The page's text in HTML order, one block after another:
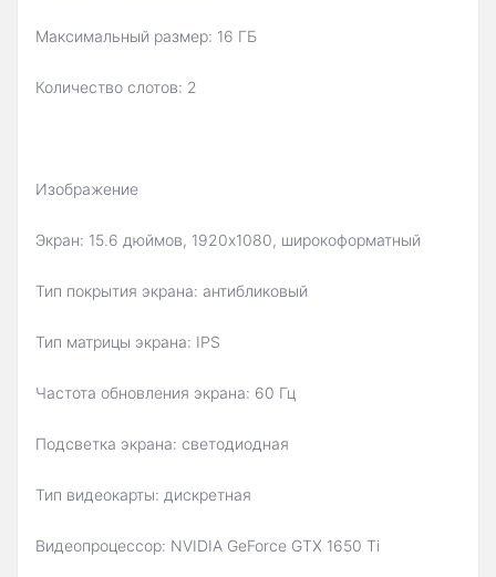
Максимальный размер: 16 ГБ
Количество слотов: 2
Изображение
Экран: 15.6 дюймов, 1920x1080, широкоформатный
Тип покрытия экрана: антибликовый
Тип матрицы экрана: IPS
Частота обновления экрана: 60 Гц
Подсветка экрана: светодиодная
Тип видеокарты: дискретная
Видеопроцессор: NVIDIA GeForce GTX 1650 Ti